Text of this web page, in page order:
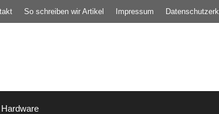
So schreiben wir Artikel Impressum
Hardware